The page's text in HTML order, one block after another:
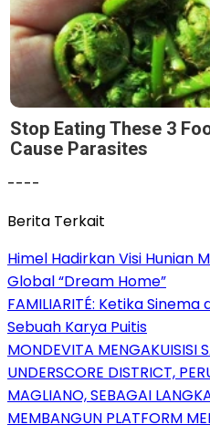
Stop Eating These 3
Cause Parasites
----
Berita Terkait
Himel Hadirkan Visi Hunian
Global “Dream Home”
FAMILIARITÉ: Ketika
Sebuah Karya Puitis
MONDEVITA MENGAKUISISI
UNDERSCORE DISTRICT,
MAGLIANO, SEBAGAI
MEMBANGUN PLATFORM